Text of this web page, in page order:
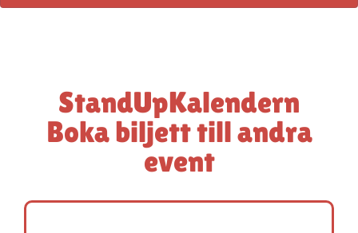
StandUpKalendern
Boka biljett till andra
event